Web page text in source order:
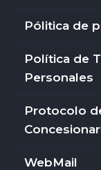
Pólitica de
Política de
Personales
Protocolo
WebMail